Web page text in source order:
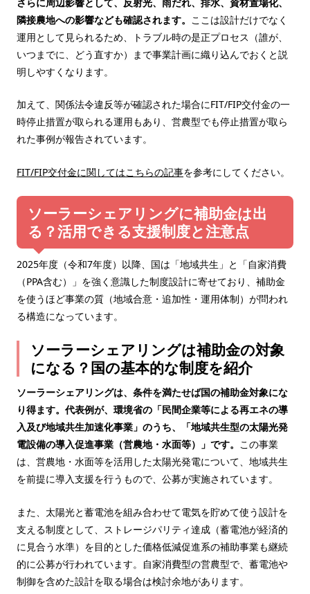
隣接農地への影響なども確認されます。 ここは設計だけでなく
運用として見られるため、トラブル時の是正プロセス（誰が、
いつまでに、どう直すか）まで事業計画に織り込んでおくと説
明しやすくなります。
加えて、関係法令違反等が確認された場合にFIT/FIP交付金の一
時停止措置が取られる運用もあり、営農型でも停止措置が取ら
れた事例が報告されています。
FIT/FIP交付金に関してはこちらの記事を参考にしてください。
ソーラーシェアリングに補助金は出
る？活用できる支援制度と注意点
2025年度（令和7年度）以降、国は「地域共生」と「自家消費
（PPA含む）」を強く意識した制度設計に寄せており、補助金
を使うほど事業の質（地域合意・追加性・運用体制）が問われ
る構造になっています。
ソーラーシェアリングは補助金の対象
になる？国の基本的な制度を紹介
ソーラーシェアリングは、条件を満たせば国の補助金対象にな
り得ます。代表例が、環境省の「民間企業等による再エネの導
入及び地域共生加速化事業」のうち、「地域共生型の太陽光発
電設備の導入促進事業（営農地・水面等）」です。 この事業
は、営農地・水面等を活用した太陽光発電について、地域共生
を前提に導入支援を行うもので、公募が実施されています。
また、太陽光と蓄電池を組み合わせて電気を貯めて使う設計を
支える制度として、ストレージパリティ達成（蓄電池が経済的
に見合う水準）を目的とした価格低減促進系の補助事業も継続
的に公募が行われています。自家消費型の営農型で、蓄電池や
制御を含めた設計を取る場合は検討余地があります。